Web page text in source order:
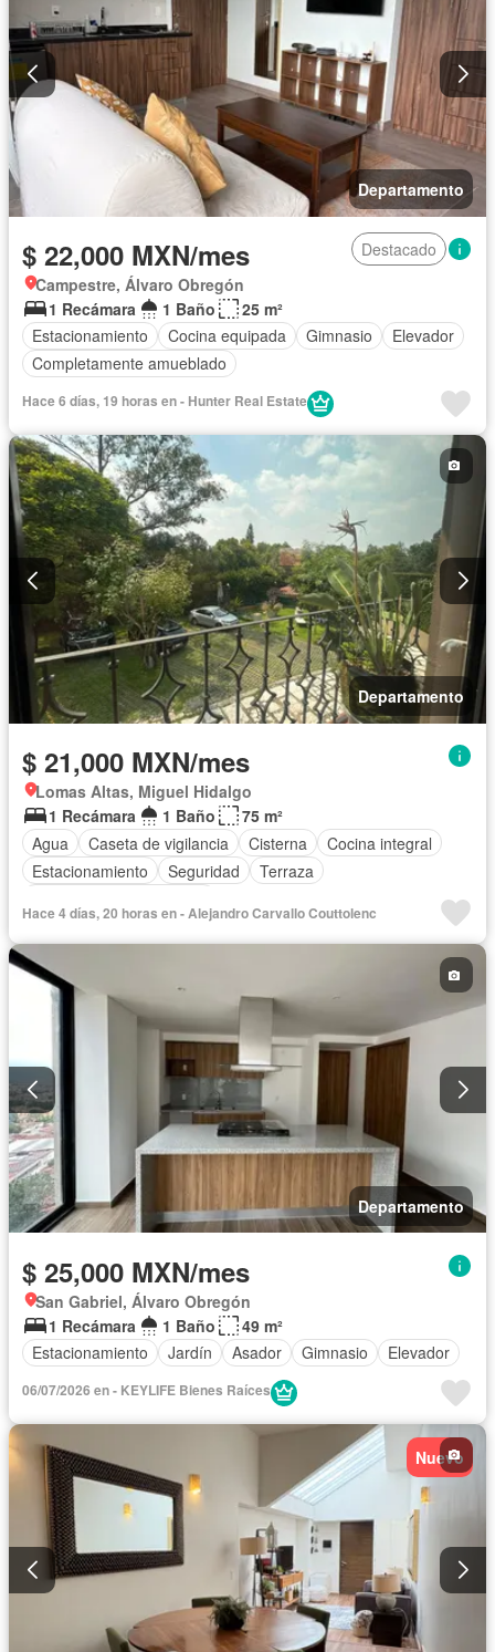
Seguridad Sin amueblar
Departamento
$ 22,000 MXN/mes
Destacado
Campestre, Álvaro Obregón
1 Recámara
1 Baño
25 m²
Estacionamiento
Cocina equipada Gimnasio
Elevador
Completamente amueblado
Hace 6 días, 19 horas en - Hunter Real Estate
Departamento
$ 21,000 MXN/mes
Lomas Altas, Miguel Hidalgo
1 Recámara
1 Baño
75 m²
Agua
Caseta de vigilancia Cisterna
Cocina integral
Estacionamiento
Seguridad
Terraza
Hace 4 días, 20 horas en - Alejandro Carvallo Couttolenc
Departamento
$ 25,000 MXN/mes
San Gabriel, Álvaro Obregón
1 Recámara
1 Baño
49 m²
Estacionamiento
Jardín Asador Gimnasio Elevador
06/07/2026 en - KEYLIFE Bienes Raíces
Nuevo